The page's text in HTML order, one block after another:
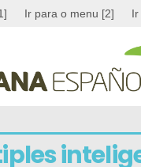
Ir para o menu [2]